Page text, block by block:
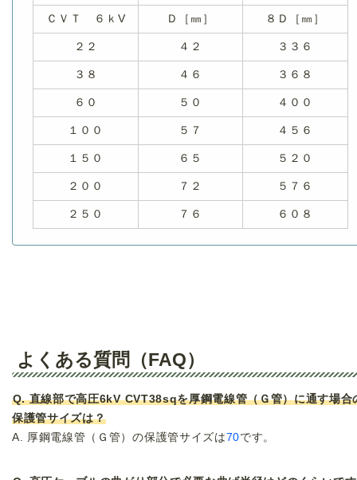
ＣＶＴ ６ｋV Ｄ［㎜］ ８Ｄ［㎜］
２２ ４２ ３３６
３８ ４６ ３６８
６０ ５０ ４００
１００ ５７ ４５６
１５０ ６５ ５２０
２００ ７２ ５７６
２５０ ７６ ６０８
よくある質問（FAQ）
Q. 直線部で高圧6kV CVT38sqを厚鋼電線管（Ｇ管）に通す場合
保護管サイズは？
A. 厚鋼電線管（Ｇ管）の保護管サイズは70です。